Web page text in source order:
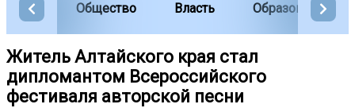
Общество Власть Образование
Житель Алтайского края стал
дипломантом Всероссийского
фестиваля авторской песни